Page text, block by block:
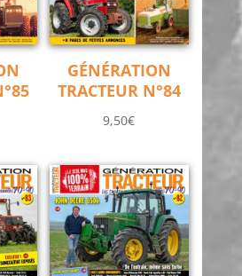
GÉNÉRATION
TRACTEUR N°84
9,50€